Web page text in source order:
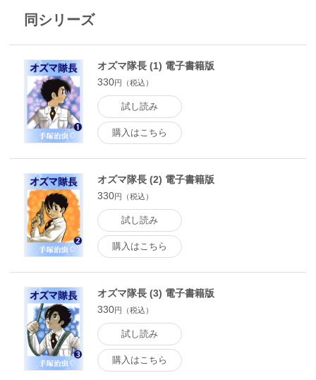
同シリーズ
オズマ隊長 (1) 電子書籍版
330円（税込）
試し読み
購入はこちら
オズマ隊長 (2) 電子書籍版
330円（税込）
試し読み
購入はこちら
オズマ隊長 (3) 電子書籍版
330円（税込）
試し読み
購入はこちら